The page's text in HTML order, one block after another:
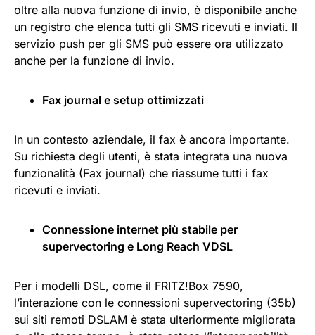
oltre alla nuova funzione di invio, è disponibile anche
un registro che elenca tutti gli SMS ricevuti e inviati. Il
servizio push per gli SMS può essere ora utilizzato
anche per la funzione di invio.
Fax journal e setup ottimizzati
In un contesto aziendale, il fax è ancora importante.
Su richiesta degli utenti, è stata integrata una nuova
funzionalità (Fax journal) che riassume tutti i fax
ricevuti e inviati.
Connessione internet più stabile per
supervectoring e Long Reach VDSL
Per i modelli DSL, come il FRITZ!Box 7590,
l’interazione con le connessioni supervectoring (35b)
sui siti remoti DSLAM è stata ulteriormente migliorata